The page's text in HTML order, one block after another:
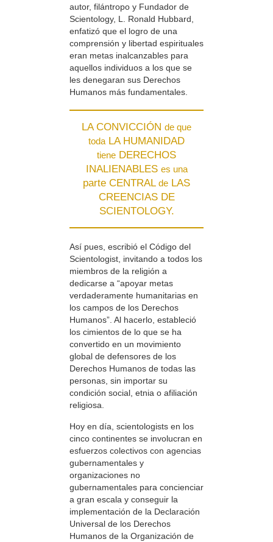
autor, filántropo y Fundador de
Scientology, L. Ronald Hubbard,
enfatizó que el logro de una
comprensión y libertad espirituales
eran metas inalcanzables para
aquellos individuos a los que se
les denegaran sus Derechos
Humanos más fundamentales.
LA CONVICCIÓN de que
todaLA HUMANIDAD
tiene DERECHOS
INALIENABLES es una
parte CENTRAL de LAS
CREENCIAS DE
SCIENTOLOGY.
Así pues, escribió el Código del
Scientologist, invitando a todos los
miembros de la religión a
dedicarse a “apoyar metas
verdaderamente humanitarias en
los campos de los Derechos
Humanos”. Al hacerlo, estableció
los cimientos de lo que se ha
convertido en un movimiento
global de defensores de los
Derechos Humanos de todas las
personas, sin importar su
condición social, etnia o afiliación
religiosa.
Hoy en día, scientologists en los
cinco continentes se involucran en
esfuerzos colectivos con agencias
gubernamentales y
organizaciones no
gubernamentales para concienciar
a gran escala y conseguir la
implementación de la Declaración
Universal de los Derechos
Humanos de la Organización de